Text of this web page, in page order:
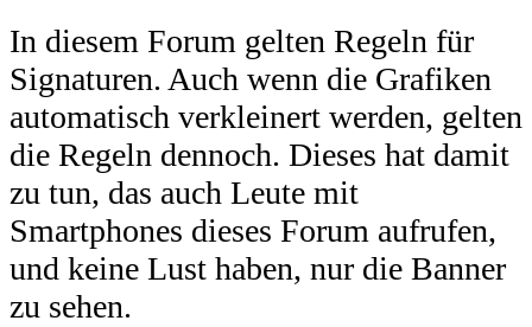
In diesem Forum gelten Regeln für
Signaturen. Auch wenn die Grafiken
automatisch verkleinert werden, gelten
die Regeln dennoch. Dieses hat damit
zu tun, das auch Leute mit
Smartphones dieses Forum aufrufen,
und keine Lust haben, nur die Banner
zu sehen.